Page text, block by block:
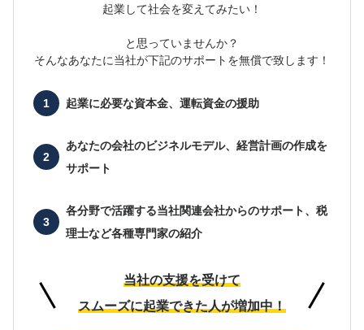
起業して社会を変えてみたい！
と思っていませんか？
そんなあなたに当社が下記のサポートを無償で致します！
起業に必要な資本金、運転資金の援助
あなたの会社のビジネルモデル、経営計画の作成を
サポート
各分野で活躍する当社関連会社からのサポート、 税
理士など各種専門家の紹介
当社の支援を受けて
スムーズに起業できた人が増加中！